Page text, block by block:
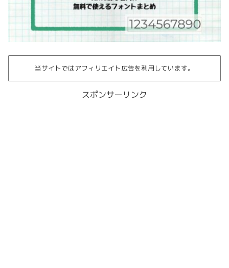
当サイトではアフィリエイト広告を利用しています。
スポンサーリンク